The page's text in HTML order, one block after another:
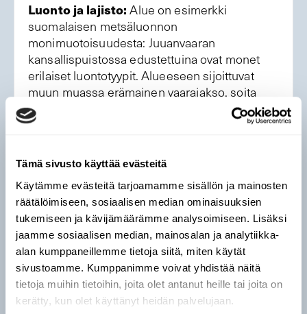
Tämä sivusto käyttää evästeitä
Käytämme evästeitä tarjoamamme sisällön ja mainosten
räätälöimiseen, sosiaalisen median ominaisuuksien
tukemiseen ja kävijämäärämme analysoimiseen. Lisäksi
jaamme sosiaalisen median, mainosalan ja analytiikka-
alan kumppaneillemme tietoja siitä, miten käytät
sivustoamme. Kumppanimme voivat yhdistää näitä
tietoja muihin tietoihin, joita olet antanut heille tai joita on
kerätty, kun olet käyttänyt heidän palvelujaan.
Luonto ja lajisto:Alue on esimerkki
suomalaisen metsäluonnon
monimuotoisuudesta: Juuanvaaran
kansallispuistossa edustettuina ovat monet
erilaiset luontotyypit. Alueeseen sijoittuvat
muun muassa erämainen vaarajakso, soita
(mm. lettoja), luonnonmetsiä (mm. rehevät
lehdot) sekä erilaisia pienvesistöjä. Alueella on
Perustelut ehdotukselle:
kansallispuisto ratkaisee Pohjois-Savon
kansallispuistoverkostossa sijaitsevan aukon
ja yhdistäisi kokonaisuudeksi erilliset
metsämantereen suojelualueet. Alue lisäisi
suojeluverkostoon keskiboreaalisen vaara-
järviylängön, jossa edustettuina ovat lähes
kaikki kasvillisuusvyöhykkeen metsä-, suo- ja
vesiluontotyypit.